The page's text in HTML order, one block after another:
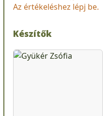
Az értékeléshez lépj be.
Készítők